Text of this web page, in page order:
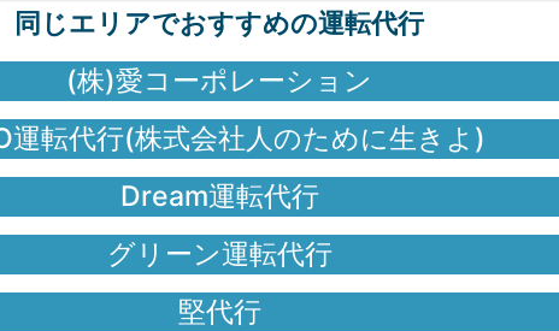
同じエリアでおすすめの運転代行
(株)愛コーポレーション
運転代行(株式会社人のために生きよ)
Dream運転代行
グリーン運転代行
堅代行